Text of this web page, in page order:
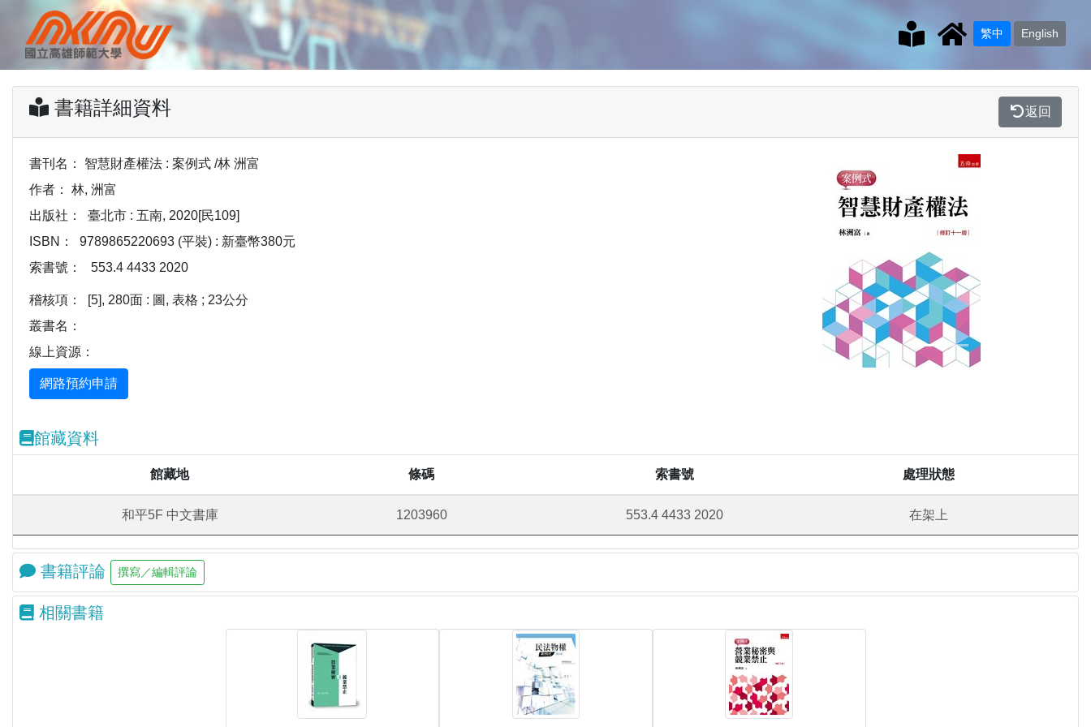
繁中 English
書籍詳細資料 返回
書刊名：
智慧財產權法 : 案例式 /林 洲富
作者：
林, 洲富
出版社：
臺北市 : 五南, 2020[民109]
ISBN：
9789865220693 (平裝) : 新臺幣380元
索書號：
553.4 4433 2020
稽核項：
[5], 280面 : 圖, 表格 ; 23公分
叢書名：
線上資源：
Previous
館藏資料
館藏地 條碼 索書號 處理狀態
和平5F 中文書庫 1203960 553.4 4433 2020 在架上
書籍評論
相關書籍